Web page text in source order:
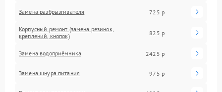
Замена разбрызгивателя 725 р
Корпусный ремонт (замена резинок,
креплений, кнопок)
825 р
Замена водоприёмника 2425 р
Замена шнура питания 975 р